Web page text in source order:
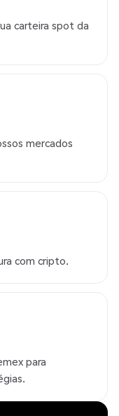
carteira spot da
mercados
com cripto.
para